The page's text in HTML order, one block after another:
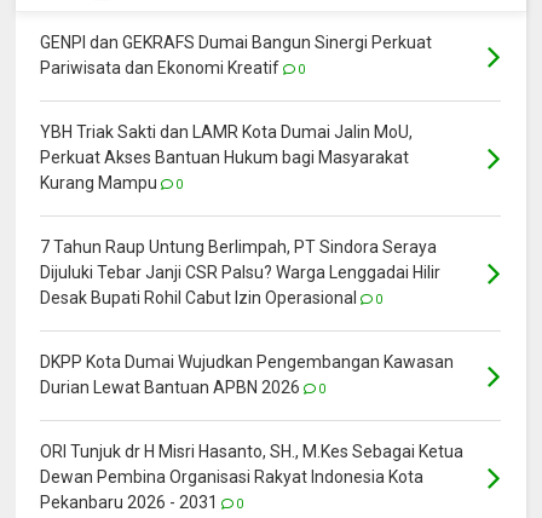
GENPI dan GEKRAFS Dumai Bangun Sinergi Perkuat
Pariwisata dan Ekonomi Kreatif
0
YBH Triak Sakti dan LAMR Kota Dumai Jalin MoU,
Perkuat Akses Bantuan Hukum bagi Masyarakat
Kurang Mampu
0
7 Tahun Raup Untung Berlimpah, PT Sindora Seraya
Dijuluki Tebar Janji CSR Palsu? Warga Lenggadai Hilir
Desak Bupati Rohil Cabut Izin Operasional
0
DKPP Kota Dumai Wujudkan Pengembangan Kawasan
Durian Lewat Bantuan APBN 2026
0
ORI Tunjuk dr H Misri Hasanto, SH., M.Kes Sebagai Ketua
Dewan Pembina Organisasi Rakyat Indonesia Kota
Pekanbaru 2026 - 2031
0